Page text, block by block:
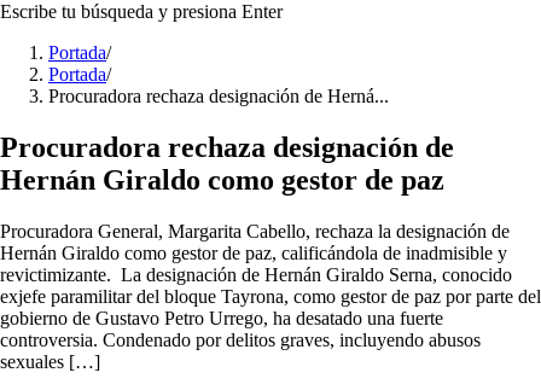
Escribe tu búsqueda y presiona Enter
Portada/
Portada/
Procuradora rechaza designación de Herná...
Procuradora rechaza designación de
Hernán Giraldo como gestor de paz
Procuradora General, Margarita Cabello, rechaza la designación de
Hernán Giraldo como gestor de paz, calificándola de inadmisible y
revictimizante. La designación de Hernán Giraldo Serna, conocido
exjefe paramilitar del bloque Tayrona, como gestor de paz por parte del
gobierno de Gustavo Petro Urrego, ha desatado una fuerte
controversia. Condenado por delitos graves, incluyendo abusos
sexuales […]